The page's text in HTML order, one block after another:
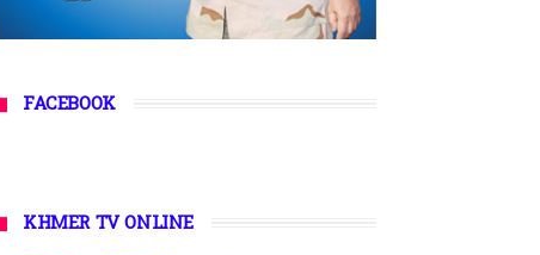
FACEBOOK
KHMER TV ONLINE